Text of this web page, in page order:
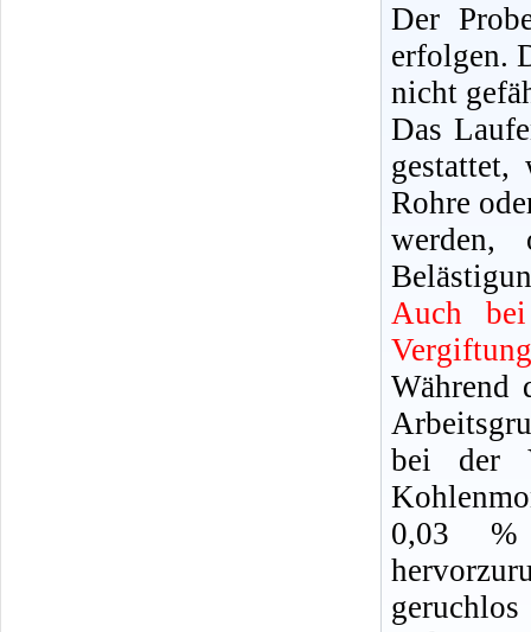
Der
erfolgen.
nicht
Das
gestattet,
Rohre
werden,
Auch
Während
bei der
0,03